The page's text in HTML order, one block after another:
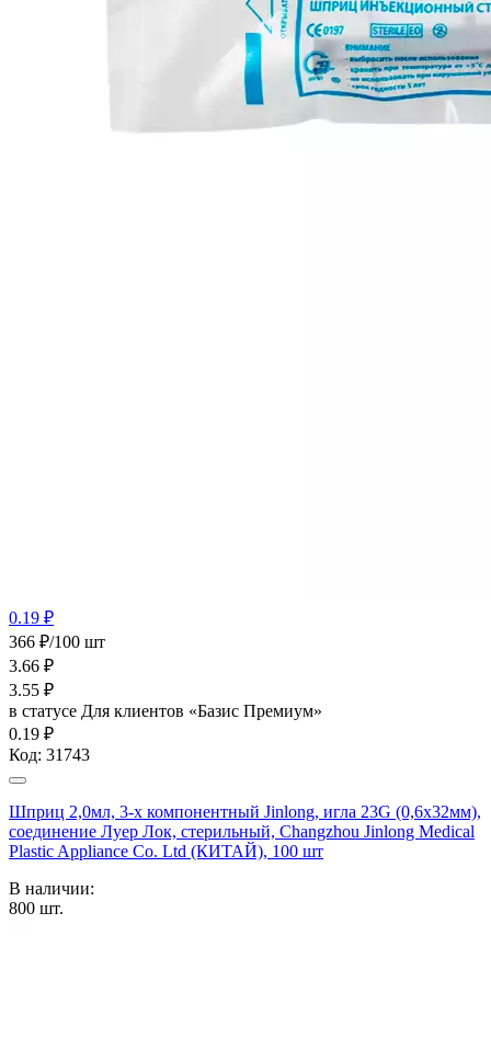
0.19 ₽
366 ₽/100 шт
3.66 ₽
3.55 ₽
в статусе Для клиентов «Базис Премиум»
0.19 ₽
Код: 31743
Шприц 2,0мл, 3-х компонентный Jinlong, игла 23G (0,6х32мм),
соединение Луер Лок, стерильный, Changzhou Jinlong Medical
Plastic Appliance Co. Ltd (КИТАЙ), 100 шт
В наличии:
800 шт.